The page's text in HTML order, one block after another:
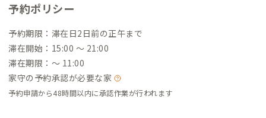
予約ポリシー
予約期限：滞在日2日前の正午まで
滞在開始：15:00 〜 21:00
滞在期限：〜 11:00
家守の予約承認が必要な家
予約申請から48時間以内に承認作業が行われます